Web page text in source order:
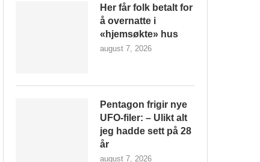
Her får folk betalt for
å overnatte i
«hjemsøkte» hus
august 7, 2026
Pentagon frigir nye
UFO-filer: – Ulikt alt
jeg hadde sett på 28
år
august 7, 2026